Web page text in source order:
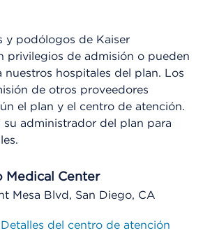
y podólogos de Kaiser
privilegios de admisión o pueden
nuestros hospitales del plan. Los
de otros proveedores
el plan y el centro de atención.
su administrador del plan para
Medical Center
Mesa Blvd, San Diego, CA
Detalles del centro de atención